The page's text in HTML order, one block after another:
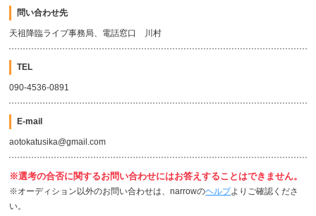
問い合わせ先
天祖降臨ライブ事務局、電話窓口 川村
TEL
090-4536-0891
E-mail
aotokatusika@gmail.com
※選考の合否に関するお問い合わせにはお答えすることはできません。
※オーディション以外のお問い合わせは、narrowのヘルプよりご確認くださ
い。